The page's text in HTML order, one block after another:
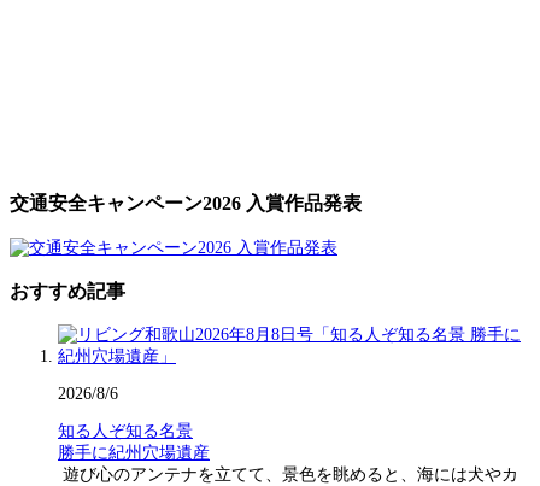
交通安全キャンペーン2026 入賞作品発表
おすすめ記事
2026/8/6
知る人ぞ知る名景
勝手に紀州穴場遺産
遊び心のアンテナを立てて、景色を眺めると、海には犬やカ